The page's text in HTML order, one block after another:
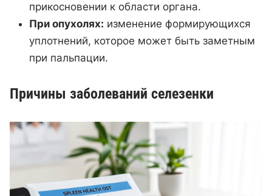
прикосновении к области органа.
При опухолях: изменение формирующихся
уплотнений, которое может быть заметным
при пальпации.
Причины заболеваний селезенки